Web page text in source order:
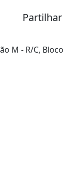
Partilhar
M - R/C, Bloco